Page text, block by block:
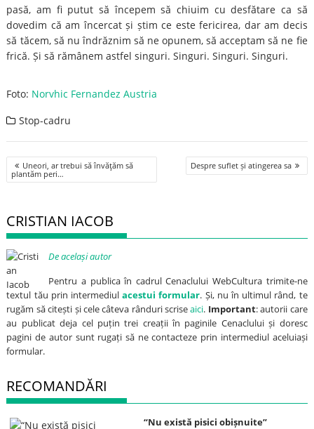
pasă, am fi putut să începem să chiuim cu desfătare ca să
dovedim că am încercat și știm ce este fericirea, dar am decis
să tăcem, să nu îndrăznim să ne opunem, să acceptam să ne fie
frică. Și să rămânem astfel singuri. Singuri. Singuri. Singuri.
Foto: Norvhic Fernandez Austria
Stop-cadru
Post
navigation
Uneori, ar trebui să învăţăm să
plantăm peri…
Despre suflet și atingerea sa
CRISTIAN IACOB
De același autor
Pentru a publica în cadrul Cenaclului WebCultura trimite-ne
textul tău prin intermediulacestui formular. Și, nu în ultimul rând, te
rugăm să citești și cele câteva rânduri scriseaici. Important: autorii care
au publicat deja cel puțin trei creații în paginile Cenaclului și doresc
pagini de autor sunt rugați să ne contacteze prin intermediul aceluiași
formular.
RECOMANDĂRI
“Nu există pisici obișnuite”